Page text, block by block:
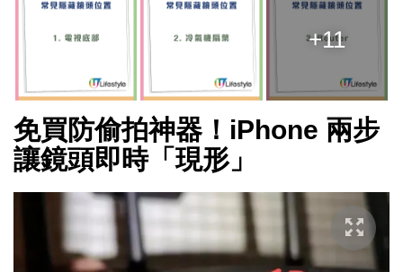
+11
免買防偷拍神器！iPhone 兩步
讓鏡頭即時「現形」